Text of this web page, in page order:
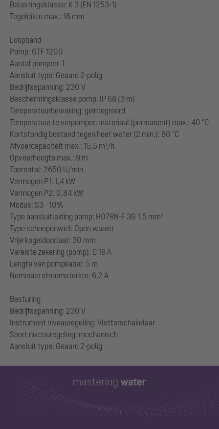
Belastingsklasse: K 3 (EN 1253-1)
Tegeldikte max.: 16 mm
Loopband
Pomp: GTF 1200
Aantal pompen: 1
Aansluit type: Geaard 2-polig
Bedrijfsspanning: 230 V
Beschermingsklasse pomp: IP 68 (3 m)
Temperatuurbewaking: geïntegreerd
Temperatuur te verpompen materiaal (permanent) max.: 40 °C
Kortstondig bestand tegen heet water (2 min.): 80 °C
Afvoercapaciteit max.: 15,5 m³/h
Opvoerhoogte max.: 9 m
Toerental: 2650 U/min
Vermogen P1: 1,4 kW
Vermogen P2: 0,84 kW
Modus: S3 - 10%
Type aansluitleiding pomp: H07RN-F 3G 1,5 mm²
Type schoepenwiel: Open waaier
Vrije kogeldoorlaat: 30 mm
Vereiste zekering (pomp): C 16 A
Lengte van pompkabel: 5 m
Nominale stroomsterkte: 6,2 A
Besturing
Bedrijfsspanning: 230 V
Instrument niveauregeling: Vlotterschakelaar
Soort niveauregeling: mechanisch